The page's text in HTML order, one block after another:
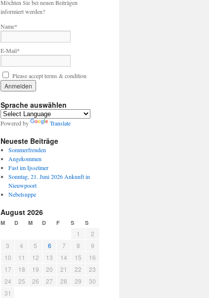
Möchten Sie bei neuen Beiträgen
informiert werden?
Name*
E-Mail*
Please accept terms & condition
Sprache auswählen
Powered by Translate
Neueste Beiträge
Sommerfreuden
Angekommen
Fast im Ijsselmer
Sonntag, 21. Juni 2026 Ankunft in
Nieuwpoort
Nebelsuppe
August 2026
M D M D F S S
1
2
3
4 5 6 7 8
9
10
11 12 13 14 15
16
17
18 19 20 21 22
23
24
25 26 27 28 29
30
31